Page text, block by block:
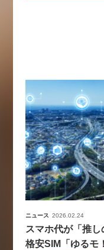
ニュース 2026.02.24
スマホ代が「推
格安SIM「ゆるモ